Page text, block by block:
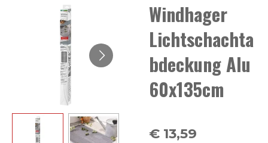
Windhager
Lichtschachta
bdeckung Alu
60x135cm
€ 13,59